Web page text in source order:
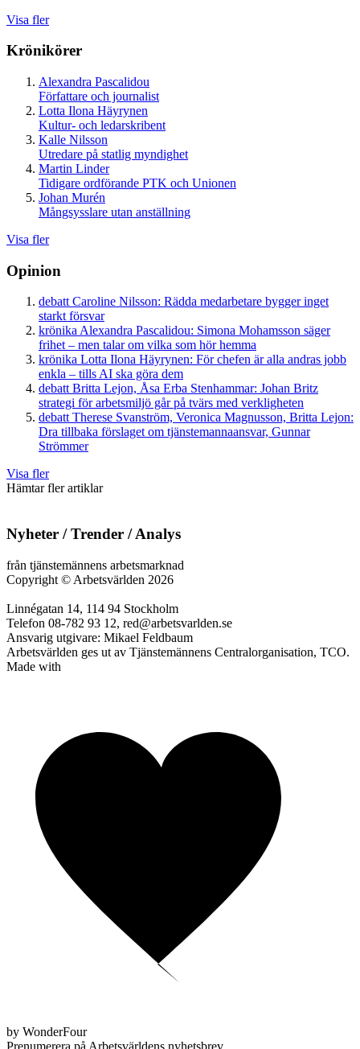
Visa fler
Krönikörer
Alexandra Pascalidou
Författare och journalist
Lotta Ilona Häyrynen
Kultur- och ledarskribent
Kalle Nilsson
Utredare på statlig myndighet
Martin Linder
Tidigare ordförande PTK och Unionen
Johan Murén
Mångsysslare utan anställning
Visa fler
Opinion
debatt Caroline Nilsson: Rädda medarbetare bygger inget
starkt försvar
krönika Alexandra Pascalidou: Simona Mohamsson säger
frihet – men talar om vilka som hör hemma
krönika Lotta Ilona Häyrynen: För chefen är alla andras jobb
enkla – tills AI ska göra dem
debatt Britta Lejon, Åsa Erba Stenhammar: Johan Britz
strategi för arbetsmiljö går på tvärs med verkligheten
debatt Therese Svanström, Veronica Magnusson, Britta Lejon:
Dra tillbaka förslaget om tjänstemannaansvar, Gunnar
Strömmer
Visa fler
Hämtar fler artiklar
Nyheter / Trender / Analys
från tjänstemännens arbetsmarknad
Copyright © Arbetsvärlden 2026
Linnégatan 14, 114 94 Stockholm
Telefon 08-782 93 12, red@arbetsvarlden.se
Ansvarig utgivare: Mikael Feldbaum
Arbetsvärlden ges ut av Tjänstemännens Centralorganisation, TCO.
Made with
by WonderFour
Prenumerera på Arbetsvärldens nyhetsbrev